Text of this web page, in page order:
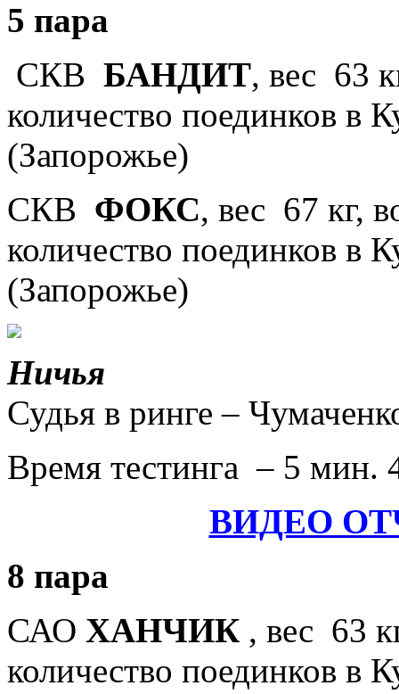
5 пара
СКВ БАНДИТ, вес 63
количество поединков в
(Запорожье)
СКВ ФОКС, вес 67 кг,
количество поединков в
(Запорожье)
Ничья
Судья в ринге –
Время тестинга – 5 мин.
ВИДЕО
8 пара
САО ХАНЧИК , вес 63
количество поединков в